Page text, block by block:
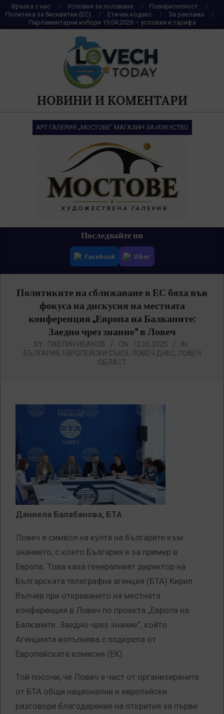
Skip
to
content
Връзка с нас Условия за ползване
Поверителност
Политика за бисквитки (ЕС)
Етичен кодекс
За реклама
Парламентарни избори 19.04.2026 – условия и тарифа
НОВИНИ И КОМЕНТАРИ
АРТ ГАЛЕРИЯ „МОСТОВЕ“ МАГАЗИН ЗА ИЗКУСТВО
Последвайте ни
Facebook Viber
Политиките на сближаване в ЕС бяха във
фокуса на дискусия на местната
конференция „Европа на Балканите:
Заедно чрез знание“ в Ловеч
BY: ПАВЛИН ИВАНОВ ON: 12.05.2025
IN:
БЪЛГАРИЯ, ЕВРОПЕЙСКИ СЪЮЗ, ЛОВЕЧ ДНЕС, ЛОВЕЧ
ОБЛАСТ
Даниела Балабанова, БТА
Ловеч е символ на култа на българите към
знанието, с което България е за пример в
Европа. Това каза генералният директор на
Българската телеграфна агенция (БТА) Кирил
Вълчев при откриването на местната
конференция в Ловеч по проекта „Европа на
Балканите: Заедно чрез знание“, който
Агенцията изпълнява с подкрепа от
Европейската комисия (ЕК).
Той посочи, че Ловеч е част от организираните
от БТА общи национални и европейски
разговори благодарение на открития за първи